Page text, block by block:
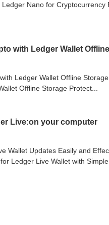
Nano for Cryptocurrency
with Ledger Wallet
Ledger Wallet Offline
Offline Storage Protect...
Live:on your computer
Wallet Updates Easily and
Ledger Live Wallet with Simple